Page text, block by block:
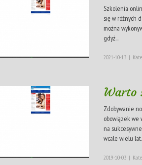
Szkolenia
się w różnych
można
gdyż...
2021-10-13 |
Warto
Zdobywanie
obowiązek we
na
wcale wielu lat.
2019-10-03 |